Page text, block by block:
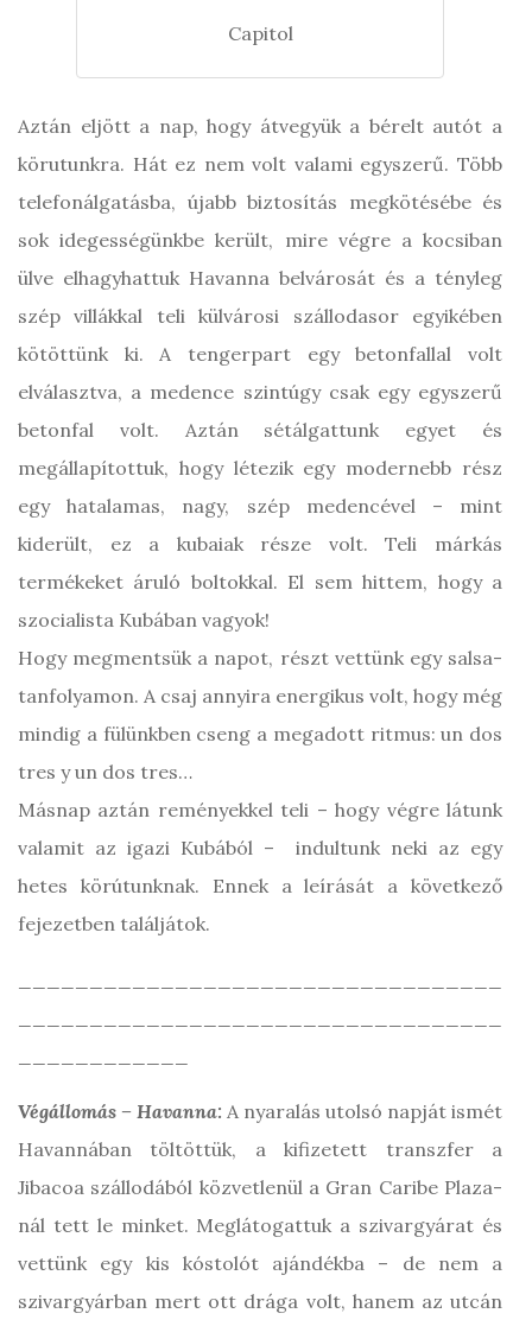
Capitol
Aztán eljött a nap, hogy átvegyük a bérelt autót a
körutunkra. Hát ez nem volt valami egyszerű. Több
telefonálgatásba, újabb biztosítás megkötésébe és
sok idegességünkbe került, mire végre a kocsiban
ülve elhagyhattuk Havanna belvárosát és a tényleg
szép villákkal teli külvárosi szállodasor egyikében
kötöttünk ki. A tengerpart egy betonfallal volt
elválasztva, a medence szintúgy csak egy egyszerű
betonfal volt. Aztán sétálgattunk egyet és
megállapítottuk, hogy létezik egy modernebb rész
egy hatalamas, nagy, szép medencével – mint
kiderült, ez a kubaiak része volt. Teli márkás
termékeket áruló boltokkal. El sem hittem, hogy a
szocialista Kubában vagyok!
Hogy megmentsük a napot, részt vettünk egy salsa-
tanfolyamon. A csaj annyira energikus volt, hogy még
mindig a fülünkben cseng a megadott ritmus: un dos
tres y un dos tres…
Másnap aztán reményekkel teli – hogy végre látunk
valamit az igazi Kubából – indultunk neki az egy
hetes körútunknak. Ennek a leírását a következő
fejezetben találjátok.
Végállomás – Havanna: A nyaralás utolsó napját ismét
Havannában töltöttük, a kifizetett transzfer a
Jibacoa szállodából közvetlenül a Gran Caribe Plaza-
nál tett le minket. Meglátogattuk a szivargyárat és
vettünk egy kis kóstolót ajándékba – de nem a
szivargyárban mert ott drága volt, hanem az utcán